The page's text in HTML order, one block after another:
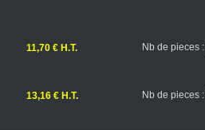
11,70 € H.T. Nb de pieces:
13,16 € H.T. Nb de pieces: